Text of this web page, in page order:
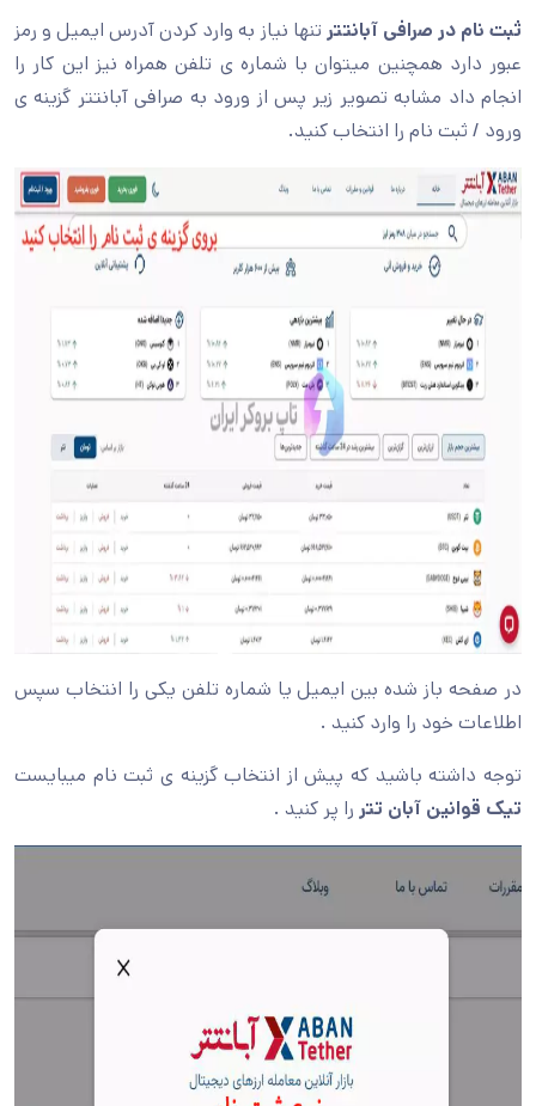
ثبت نام در صرافی آبانتتر تنها نیاز به وارد کردن آدرس ایمیل و رمز
عبور دارد همچنین میتوان با شماره ی تلفن همراه نیز این کار را
انجام داد مشابه تصویر زیر پس از ورود به صرافی آبانتتر گزینه ی
ورود / ثبت نام را انتخاب کنید.
در صفحه باز شده بین ایمیل یا شماره تلفن یکی را انتخاب سپس
اطلاعات خود را وارد کنید .
توجه داشته باشید که پیش از انتخاب گزینه ی ثبت نام میبایست
تیک قوانین آبان تتر را پر کنید .